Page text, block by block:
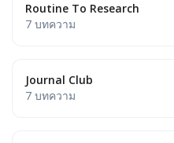
Routine To Research
7 บทความ
Journal Club
7 บทความ